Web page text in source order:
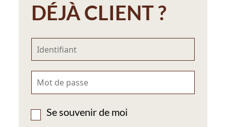
DÉJÀ CLIENT ?
Se souvenir de moi